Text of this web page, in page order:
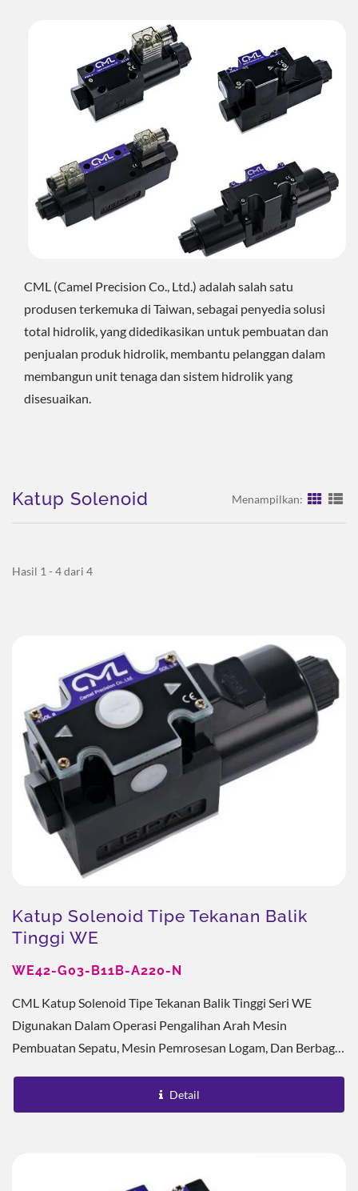
CML (Camel Precision Co., Ltd.) adalah salah satu
produsen terkemuka di Taiwan, sebagai penyedia solusi
total hidrolik, yang didedikasikan untuk pembuatan dan
penjualan produk hidrolik, membantu pelanggan dalam
membangun unit tenaga dan sistem hidrolik yang
disesuaikan.
Katup Solenoid Menampilkan:
Hasil 1 - 4 dari 4
Katup Solenoid Tipe Tekanan Balik
Tinggi WE
WE42-G03-B11B-A220-N
CML Katup Solenoid Tipe Tekanan Balik Tinggi Seri WE
Digunakan Dalam Operasi Pengalihan Arah Mesin
Pembuatan Sepatu, Mesin Pemrosesan Logam, Dan Berbagai
Detail